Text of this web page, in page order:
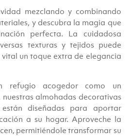
mezclando y combinando
y descubra la magia que
perfecta. La cuidadosa
texturas y tejidos puede
un toque extra de elegancia
refugio acogedor como un
almohadas decorativas
diseñadas para aportar
a su hogar. Aproveche la
permitiéndole transformar su